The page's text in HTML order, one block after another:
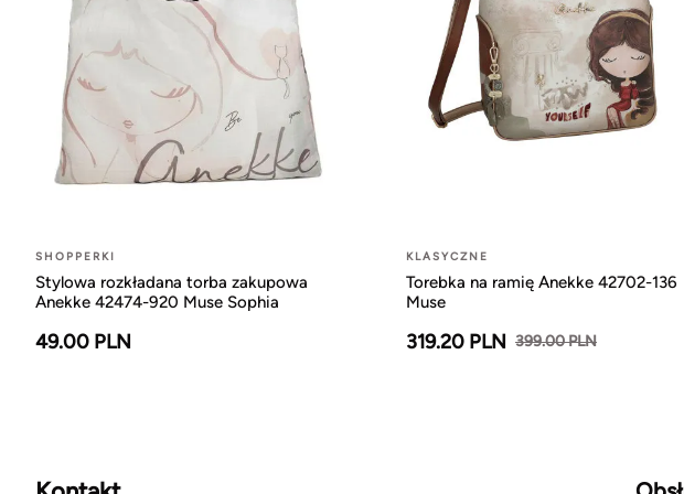
SHOPPERKI
Stylowa rozkładana torba zakupowa
Anekke 42474-920 Muse Sophia
49.00 PLN
KLASYCZNE
Torebka na ramię Anekke 42702-136
Muse
319.20 PLN 399.00 PLN